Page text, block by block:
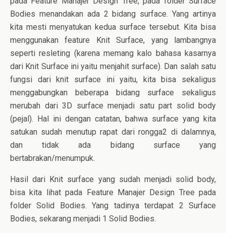
Bodies menandakan ada 2 bidang surface. Yang artinya
kita mesti menyatukan kedua surface tersebut. Kita bisa
menggunakan feature Knit Surface, yang lambangnya
seperti resleting (karena memang kalo bahasa kasarnya
dari Knit Surface ini yaitu menjahit surface). Dan salah satu
fungsi dari knit surface ini yaitu, kita bisa sekaligus
menggabungkan beberapa bidang surface sekaligus
merubah dari 3D surface menjadi satu part solid body
(pejal). Hal ini dengan catatan, bahwa surface yang kita
satukan sudah menutup rapat dari rongga2 di dalamnya,
dan tidak ada bidang surface yang
bertabrakan/menumpuk.
Hasil dari Knit surface yang sudah menjadi solid body,
bisa kita lihat pada Feature Manajer Design Tree pada
folder Solid Bodies. Yang tadinya terdapat 2 Surface
Bodies, sekarang menjadi 1 Solid Bodies.